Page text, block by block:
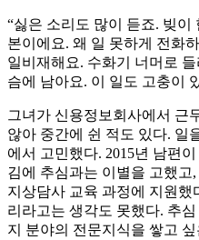
“싫은 소리도 많이 듣죠. 빚이
본이에요. 왜 일 못하게 전화
일비재해요. 수화기 너머로
슴에 남아요. 이 일도 고충이
그녀가 신용정보회사에서 근
않아 중간에 쉰 적도 있다. 일
에서 고민했다. 2015년 남편
김에 추심과는 이별을 고했고
지상담사 교육 과정에 지원했
리라고는 생각도 못했다. 추
지 분야의 전문지식을 쌓고